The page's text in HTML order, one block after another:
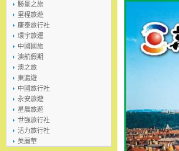
勝景之旅
里程旅遊
康泰旅行社
環宇旅運
中國國旅
澳航假期
澳之旅
東瀛遊
中國旅行社
永安旅遊
星晨旅遊
世強旅行社
活力旅行社
美麗華